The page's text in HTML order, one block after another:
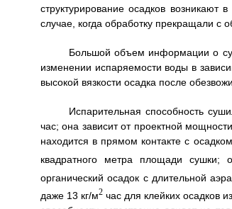
структурирование осадков возникают
случае, когда обработку прекращали с
Большой объем информации о
изменении испаряемости воды в
высокой вязкости осадка после
Испарительная способность
час; она зависит от проектной
находится в прямом контакте с
квадратного метра площади сушки;
органический осадок с длительной
даже 13 кг/м2час для клейких осадков